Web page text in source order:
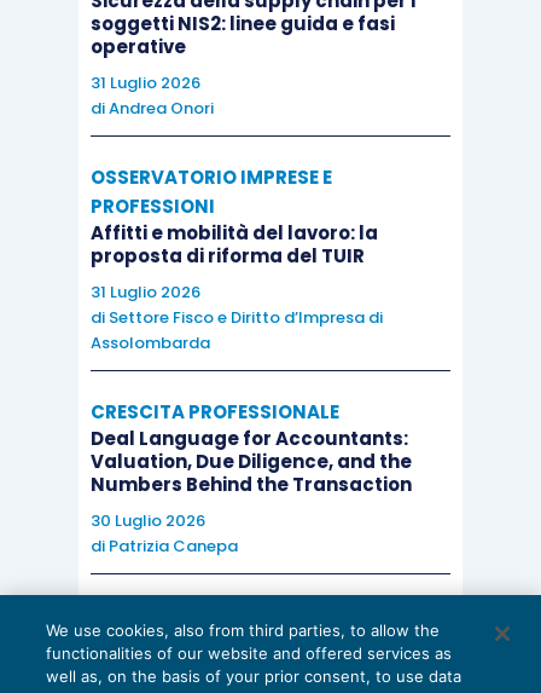
comunicazione della strategia laddove
normalmente non viene adeguatamente
comunicata;
adottando piani di azione tutti coordinati
ed indirizzati a raggiungere un obiettivo
comune;
stimola l’innovazione
sia interna che esterna;
migliora la motivazionee la
soddisfazione del personale;
aumenta la fidelizzazione dei clienti
reputazione dell’azienda nei confronti dei
propri stakeholders;
permette di
aziendalicon quelli ESG.
soggetti NIS2: linee guida e fasi
operative
31 Luglio 2026
diAndrea Onori
OSSERVATORIO IMPRESE E
PROFESSIONI
Affitti e mobilità del lavoro: la
proposta di riforma del TUIR
31 Luglio 2026
di Settore Fisco e Diritto d’Impresa di
Assolombarda
CRESCITA PROFESSIONALE
Deal Language for Accountants:
Valuation, Due Diligence, and the
Numbers Behind the Transaction
30 Luglio 2026
di Patrizia Canepa
EU AI Act e studi professionali: le
scadenze concrete
We use cookies, also from third parties, to allow the
functionalities of our website and offered services as
well as, on the basis of your prior consent, to use data